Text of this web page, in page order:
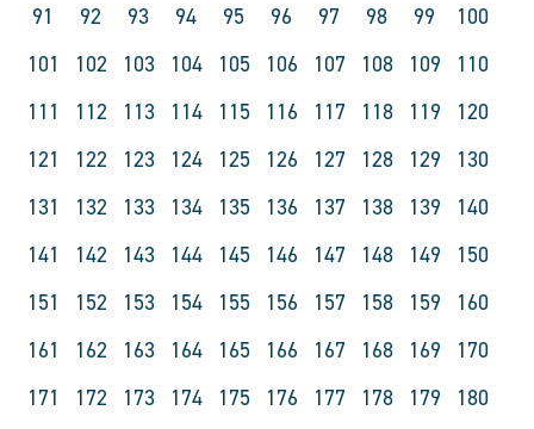
91
92 93 94 95 96 97 98 99
100
101
102 103 104 105 106 107 108 109
110
111
112 113 114 115 116 117 118 119
120
121
122 123 124 125 126 127 128 129
130
131
132 133 134 135 136 137 138 139
140
141
142 143 144 145 146 147 148 149
150
151
152 153 154 155 156 157 158 159
160
161
162 163 164 165 166 167 168 169
170
171
172 173 174 175 176 177 178 179
180